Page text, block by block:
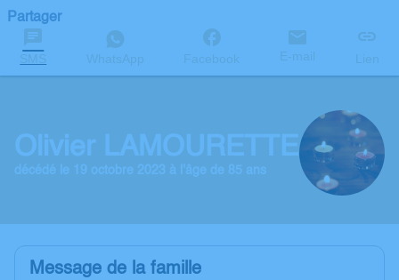
Partager
SMS WhatsApp Facebook E-mail Lien
Olivier LAMOURETTE
décédé le 19 octobre 2023 à l'âge de 85 ans
Message de la famille